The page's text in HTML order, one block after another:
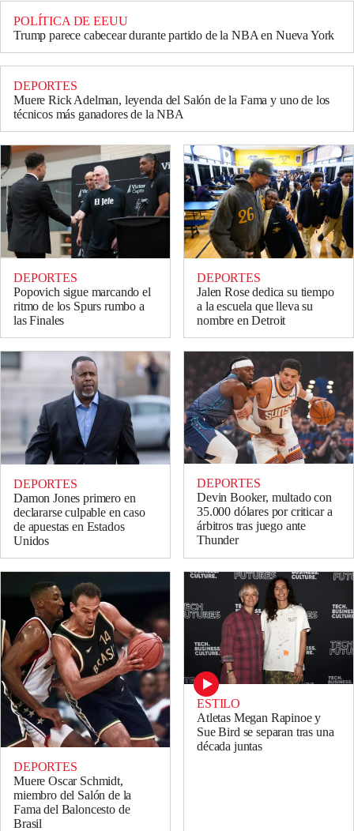
POLÍTICA DE EEUU
Trump parece cabecear durante partido de la NBA en Nueva York
DEPORTES
Muere Rick Adelman, leyenda del Salón de la Fama y uno de los
técnicos más ganadores de la NBA
DEPORTES
Popovich sigue marcando el
ritmo de los Spurs rumbo a
las Finales
DEPORTES
Jalen Rose dedica su tiempo
a la escuela que lleva su
nombre en Detroit
DEPORTES
Damon Jones primero en
declararse culpable en caso
de apuestas en Estados
Unidos
DEPORTES
Devin Booker, multado con
35.000 dólares por criticar a
árbitros tras juego ante
Thunder
DEPORTES
Muere Oscar Schmidt,
miembro del Salón de la
Fama del Baloncesto de
Brasil
ESTILO
Atletas Megan Rapinoe y
Sue Bird se separan tras una
década juntas